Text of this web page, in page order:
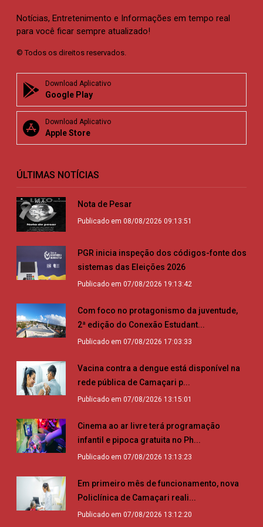
Notícias, Entretenimento e Informações em tempo real
para você ficar sempre atualizado!
© Todos os direitos reservados.
Download Aplicativo
Google Play
Download Aplicativo
Apple Store
ÚLTIMAS NOTÍCIAS
Nota de Pesar
Publicado em 08/08/2026 09:13:51
PGR inicia inspeção dos códigos-fonte dos
sistemas das Eleições 2026
Publicado em 07/08/2026 19:13:42
Com foco no protagonismo da juventude,
2ª edição do Conexão Estudant...
Publicado em 07/08/2026 17:03:33
Vacina contra a dengue está disponível na
rede pública de Camaçari p...
Publicado em 07/08/2026 13:15:01
Cinema ao ar livre terá programação
infantil e pipoca gratuita no Ph...
Publicado em 07/08/2026 13:13:23
Em primeiro mês de funcionamento, nova
Policlínica de Camaçari reali...
Publicado em 07/08/2026 13:12:20